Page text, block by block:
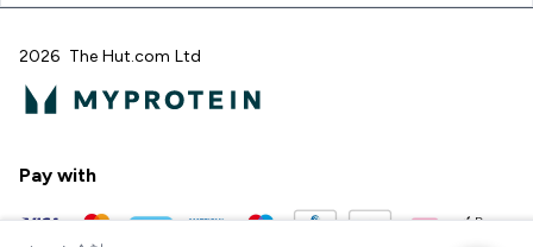
2026 The Hut.com Ltd
Pay with